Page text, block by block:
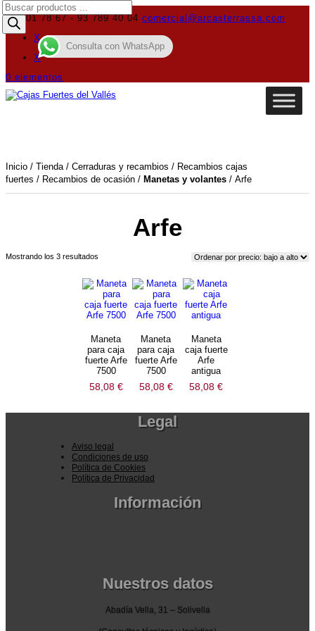
619 01 78 67 - 93 789 40 04 comercial@arcasterrassa.com
X
X
0 elementos
Búsqueda
de
productos
Inicio / Tienda/ Cerraduras y recambios / Recambios cajas
fuertes / Recambios de ocasión / Manetas y volantes / Arfe
Arfe
Mostrando los 3 resultados
bajo
a
alto
Maneta
para caja
fuerte Arfe
7500
58,08 €
Maneta
para caja
fuerte Arfe
7500
58,08 €
Maneta
caja fuerte
Arfe
antigua
58,08€
Legal
Aviso legal
Condiciones de uso
Política de Cookies
Política de Privacidad
Información
Nuestros datos
Abadía Vella, 31 – Solivella
Consulta con WhatsApp